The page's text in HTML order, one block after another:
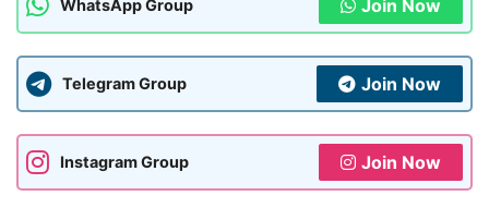
WhatsApp Group Join Now
Telegram Group Join Now
Instagram Group Join Now